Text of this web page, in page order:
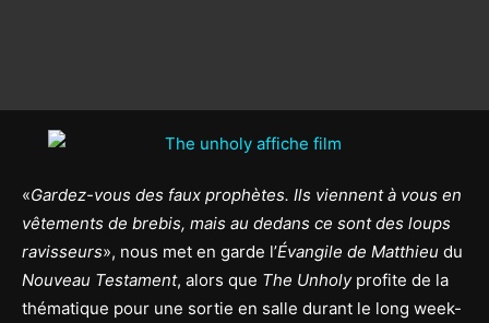
«Gardez-vous des faux prophètes. Ils viennent à vous en
vêtements de brebis, mais au dedans ce sont des loups
ravisseurs», nous met en garde l’Évangile de Matthieu du
Nouveau Testament, alors que The Unholyprofite de la
thématique pour une sortie en salle durant le long week-